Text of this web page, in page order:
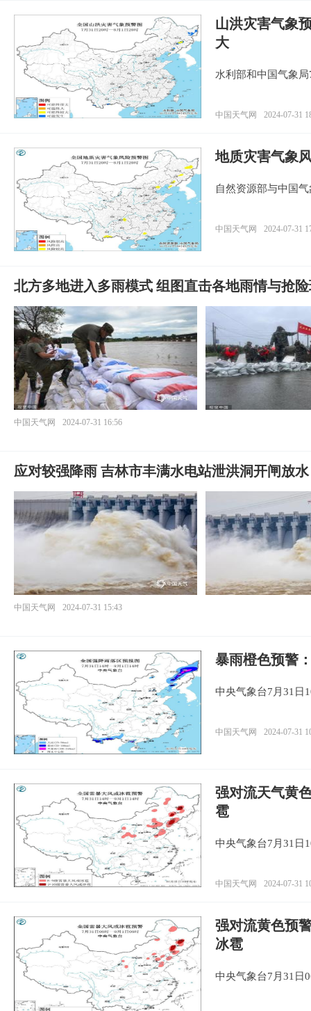
山洪灾害气象
大
水利部和中国气象
中国天气网 2024-07-31
地质灾害气象
自然资源部与中国
中国天气网 2024-07-31
北方多地进入多雨模式 组图直击各地雨情与抢
中国天气网 2024-07-31 16:56
应对较强降雨 吉林市丰满水电站泄洪洞开闸放水
中国天气网 2024-07-31 15:43
暴雨橙色预警
中央气象台7月31日
中国天气网 2024-07-31
强对流天气黄
雹
中央气象台7月31日
中国天气网 2024-07-31
强对流黄色预
冰雹
中央气象台7月31日